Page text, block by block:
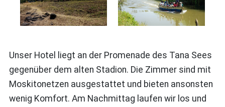
Unser Hotel liegt an der Promenade des Tana Sees
gegenüber dem alten Stadion. Die Zimmer sind mit
Moskitonetzen ausgestattet und bieten ansonsten
wenig Komfort. Am Nachmittag laufen wir los und